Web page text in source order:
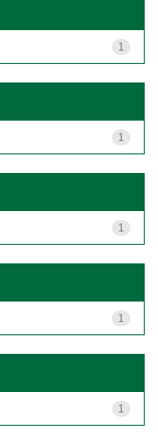
1
1
1
1
1